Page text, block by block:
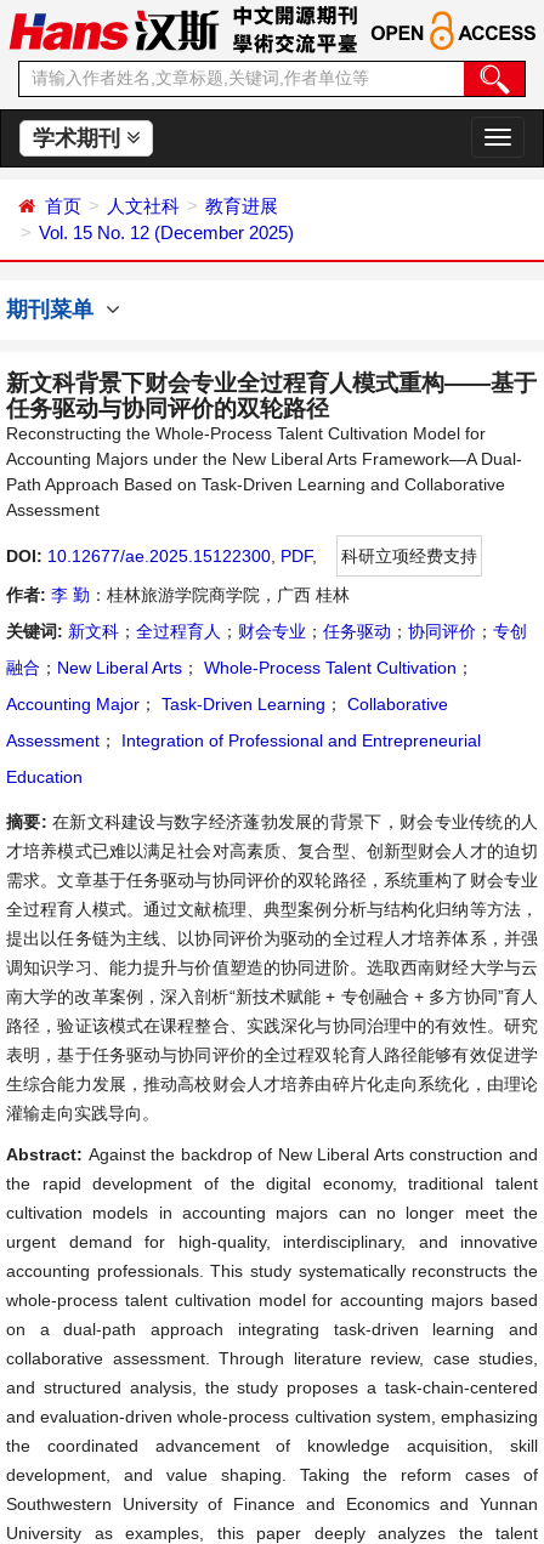
学术期刊
切
换
首页 人文社科
教育进展
Vol. 15 No. 12 (December 2025)
期刊菜单
新文科背景下财会专业全过程育人模式重构——基于
任务驱动与协同评价的双轮路径
Reconstructing the Whole-Process Talent Cultivation Model for
Accounting Majors under the New Liberal Arts Framework—A Dual-
Path Approach Based on Task-Driven Learning and Collaborative
Assessment
DOI: 10.12677/ae.2025.15122300 PDF,
科研立项经费支持
作者: 李 勤 ：桂林旅游学院商学院，广西 桂林
关键词: 新文科 ； 全过程育人 ； 财会专业 ； 任务驱动 ； 协同评价 ； 专创
融合 ； New Liberal Arts ； Whole-Process Talent Cultivation ；
Accounting Major ； Task-Driven Learning ；
Collaborative
Assessment ；
Integration of Professional and Entrepreneurial
Education
摘要: 在新文科建设与数字经济蓬勃发展的背景下，财会专业传统的人
才培养模式已难以满足社会对高素质、复合型、创新型财会人才的迫切
需求。文章基于任务驱动与协同评价的双轮路径，系统重构了财会专业
全过程育人模式。通过文献梳理、典型案例分析与结构化归纳等方法，
提出以任务链为主线、以协同评价为驱动的全过程人才培养体系，并强
调知识学习、能力提升与价值塑造的协同进阶。选取西南财经大学与云
南大学的改革案例，深入剖析“新技术赋能 + 专创融合 + 多方协同”育人
路径，验证该模式在课程整合、实践深化与协同治理中的有效性。研究
表明，基于任务驱动与协同评价的全过程双轮育人路径能够有效促进学
生综合能力发展，推动高校财会人才培养由碎片化走向系统化，由理论
灌输走向实践导向。
Abstract: Against the backdrop of New Liberal Arts construction and
the rapid development of the digital economy, traditional talent
cultivation models in accounting majors can no longer meet the
urgent demand for high-quality, interdisciplinary, and innovative
accounting professionals. This study systematically reconstructs the
whole-process talent cultivation model for accounting majors based
on a dual-path approach integrating task-driven learning and
collaborative assessment. Through literature review, case studies,
and structured analysis, the study proposes a task-chain-centered
and evaluation-driven whole-process cultivation system, emphasizing
the coordinated advancement of knowledge acquisition, skill
development, and value shaping. Taking the reform cases of
Southwestern University of Finance and Economics and Yunnan
University as examples, this paper deeply analyzes the talent